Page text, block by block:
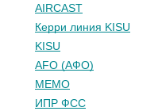
AIRCAST
Керри линия KISU
KISU
AFO (АФО)
МЕМО
ИПР ФСС